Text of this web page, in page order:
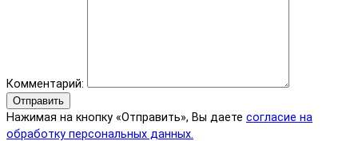
Комментарий:
Отправить
Нажимая на кнопку «Отправить», Вы даете согласие на
обработку персональных данных.